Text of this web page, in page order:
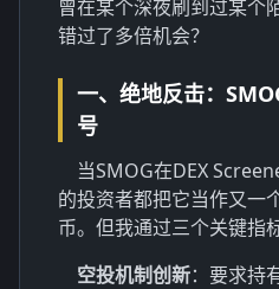
曾在某个深夜刷到过某个
错过了多倍机会？
一、绝地反击：
号
当SMOG在DEX
的投资者都把它当作又一
币。但我通过三个关键指
空投机制创新：要求持